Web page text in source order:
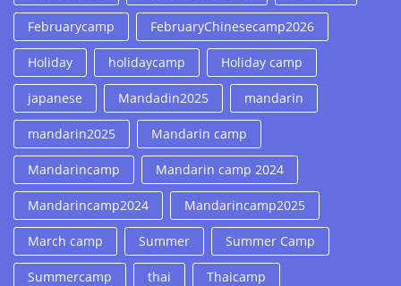
Februarycamp FebruaryChinesecamp2026
Holiday holidaycamp Holiday camp
japanese Mandadin2025 mandarin
mandarin2025 Mandarin camp
Mandarincamp Mandarin camp 2024
Mandarincamp2024 Mandarincamp2025
March camp Summer Summer Camp
Summercamp thai Thaicamp